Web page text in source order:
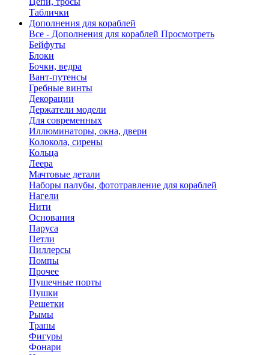
Таблички
Дополнения для кораблей
Все - Дополнения для кораблей Просмотреть
Бейфуты
Блоки
Бочки, ведра
Вант-путенсы
Гребные винты
Декорации
Держатели модели
Для современных
Иллюминаторы, окна, двери
Колокола, сирены
Кольца
Леера
Мачтовые детали
Наборы палубы, фототравление для кораблей
Нагели
Нити
Основания
Паруса
Петли
Пиллерсы
Помпы
Прочее
Пушечные порты
Пушки
Решетки
Рымы
Трапы
Фигуры
Фонари